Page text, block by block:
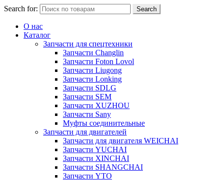
Search for: Search
О нас
Каталог
Запчасти для спецтехники
Запчасти Changlin
Запчасти Foton Lovol
Запчасти Liugong
Запчасти Lonking
Запчасти SDLG
Запчасти SEM
Запчасти XUZHOU
Запчасти Sany
Муфты соединительные
Запчасти для двигателей
Запчасти для двигателя WEICHAI
Запчасти YUCHAI
Запчасти XINCHAI
Запчасти SHANGCHAI
Запчасти YTO